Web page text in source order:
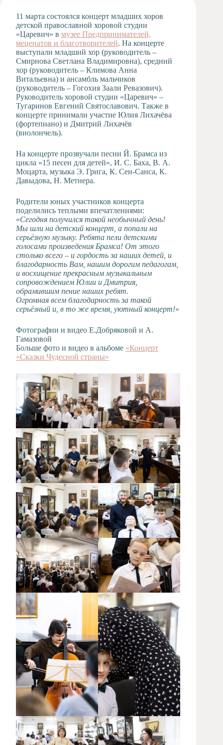
студия
Музыкальное
отделение
Психологическая
Служба
Тьюторская
служба
11 марта состоялся концерт младших хоров
детской православной хоровой студии
«Царевич» в музее Предпринимателей,
меценатов и благотворителей. На концерте
выступали младший хор (руководитель –
Смирнова Светлана Владимировна), средний
хор (руководитель – Климова Анна
Витальевна) и ансамбль мальчиков
(руководитель – Гогохия Заали Ревазович).
Руководитель хоровой студии «Царевич» –
Тугаринов Евгений Святославович. Также в
концерте принимали участие Юлия Лихачёва
(фортепиано) и Дмитрий Лихачёв
(виолончель).
На концерте прозвучали песни Й. Брамса из
цикла «15 песен для детей», И. С. Баха, В. А.
Моцарта, музыка Э. Грига, К. Сен-Санса, К.
Давыдова, Н. Метнера.
Родители юных участников концерта
поделились теплыми впечатлениями:
«Сегодня получился такой необычный день!
Мы шли на детский концерт, а попали на
серьёзную музыку. Ребята пели детскими
голосами произведения Брамса! От этого
столько всего – и гордость за наших детей, и
благодарность Вам, нашим дорогим педагогам,
и восхищение прекрасным музыкальным
сопровождением Юлии и Дмитрия,
обрамившим пение наших ребят.
Огромная всем благодарность за такой
серьёзный и, в то же время, уютный концерт!«
Фотографии и видео Е.Добряковой и А.
Гамазовой
Больше фото и видео в альбоме «Концерт
«Сказки Чудесной страны»